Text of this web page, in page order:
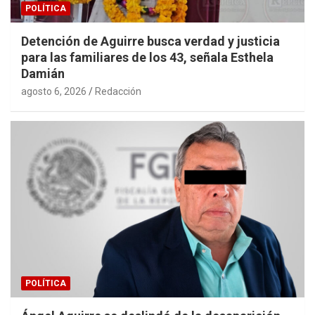
POLÍTICA
Detención de Aguirre busca verdad y justicia
para las familiares de los 43, señala Esthela
Damián
agosto 6, 2026 Redacción
POLÍTICA